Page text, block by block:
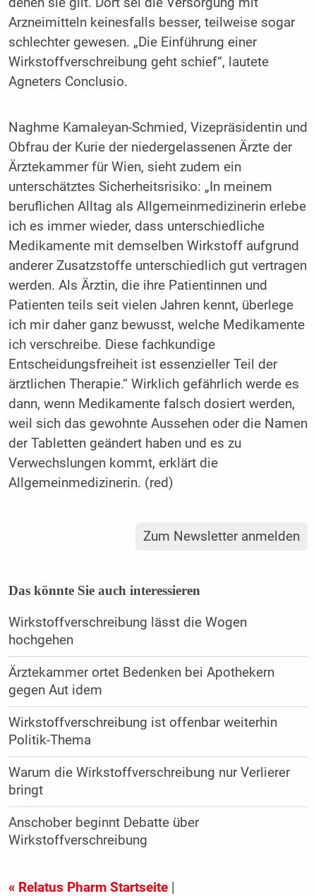
Arzneimitteln keinesfalls besser, teilweise sogar
schlechter gewesen. „Die Einführung einer
Wirkstoffverschreibung geht schief“, lautete
Agneters Conclusio.
Naghme Kamaleyan-Schmied, Vizepräsidentin und
Obfrau der Kurie der niedergelassenen Ärzte der
Ärztekammer für Wien, sieht zudem ein
unterschätztes Sicherheitsrisiko: „In meinem
beruflichen Alltag als Allgemeinmedizinerin erlebe
ich es immer wieder, dass unterschiedliche
Medikamente mit demselben Wirkstoff aufgrund
anderer Zusatzstoffe unterschiedlich gut vertragen
werden. Als Ärztin, die ihre Patientinnen und
Patienten teils seit vielen Jahren kennt, überlege
ich mir daher ganz bewusst, welche Medikamente
ich verschreibe. Diese fachkundige
Entscheidungsfreiheit ist essenzieller Teil der
ärztlichen Therapie.“ Wirklich gefährlich werde es
dann, wenn Medikamente falsch dosiert werden,
weil sich das gewohnte Aussehen oder die Namen
der Tabletten geändert haben und es zu
Verwechslungen kommt, erklärt die
Allgemeinmedizinerin. (red)
Zum Newsletter anmelden
Das könnte Sie auch interessieren
Wirkstoffverschreibung lässt die Wogen
hochgehen
Ärztekammer ortet Bedenken bei Apothekern
gegen Aut idem
Wirkstoffverschreibung ist offenbar weiterhin
Politik-Thema
Warum die Wirkstoffverschreibung nur Verlierer
bringt
Anschober beginnt Debatte über
Wirkstoffverschreibung
« Relatus Pharm Startseite|